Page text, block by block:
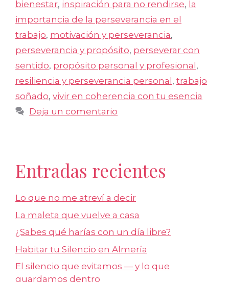
bienestar, inspiración para no rendirse, la
importancia de la perseverancia en el
trabajo, motivación y perseverancia,
perseverancia y propósito, perseverar con
sentido, propósito personal y profesional ,
resiliencia y perseverancia personal , trabajo
soñado, vivir en coherencia con tu esencia
Deja un comentario
Entradas recientes
Lo que no me atreví a decir
La maleta que vuelve a casa
¿Sabes qué harías con un día libre?
Habitar tu Silencio en Almería
El silencio que evitamos — y lo que
guardamos dentro